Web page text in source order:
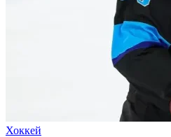
Хоккей